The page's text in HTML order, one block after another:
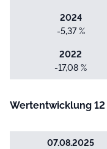
2024
-5,37 %
2022
-17,08 %
Wertentwicklung 12
07.08.2025